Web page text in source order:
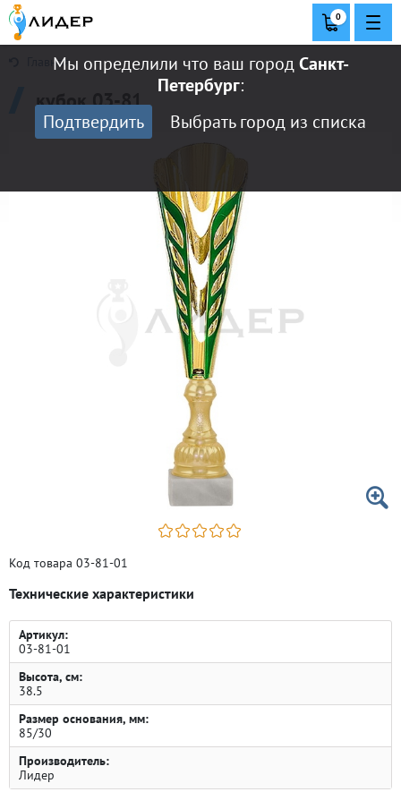
Мы определили что ваш городСанкт-
Петербург:
Подтвердить
Выбрать город из списка
0
Главная
кубок 03-81
Код товара 03-81-01
Технические характеристики
Артикул:
03-81-01
Высота, см:
38.5
Размер основания, мм:
85/30
Производитель:
Лидер